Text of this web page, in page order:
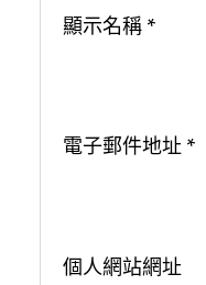
顯示名稱 *
電子郵件地址 *
個人網站網址